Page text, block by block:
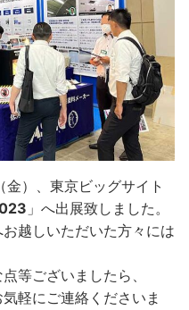
）、東京ビッグサイト
」へ出展致しました。
越しいただいた方々には
等ございましたら、
軽にご連絡くださいま